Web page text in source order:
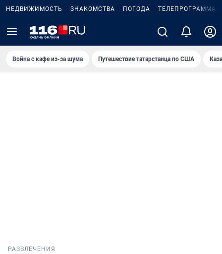
НЕДВИЖИМОСТЬ ЗНАКОМСТВА ПОГОДА ТЕЛЕПРОГРАММА
Война с кафе из-за шума Путешествие татарстанца по США
РАЗВЛЕЧЕНИЯ